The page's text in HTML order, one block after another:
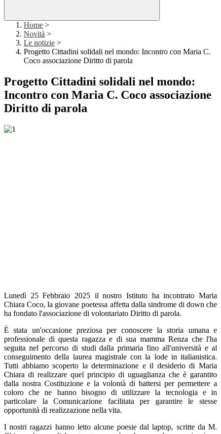
Home >
Novità >
Le notizie >
Progetto Cittadini solidali nel mondo: Incontro con Maria C.
Coco associazione Diritto di parola
Progetto Cittadini solidali nel mondo:
Incontro con Maria C. Coco associazione
Diritto di parola
Lunedì 25 Febbraio 2025 il nostro Istituto ha incontrato Maria
Chiara Coco, la giovane poetessa affetta dalla sindrome di down che
ha fondato l'associazione di volontariato Diritto di parola.
È stata un'occasione preziosa per conoscere la storia umana e
professionale di questa ragazza e di sua mamma Renza che l'ha
seguita nel percorso di studi dalla primaria fino all'università e al
conseguimento della laurea magistrale con la lode in italianistica.
Tutti abbiamo scoperto la determinazione e il desiderio di Maria
Chiara di realizzare quel principio di uguaglianza che è garantito
dalla nostra Costituzione e la volontà di battersi per permettere a
coloro che ne hanno bisogno di utilizzare la tecnologia e in
particolare laComunicazione facilitata per garantire le stesse
opportunità di realizzazione nella vita.
I nostri ragazzi hanno letto alcune poesie dal laptop, scritte da M.